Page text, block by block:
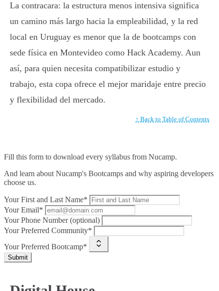
La contracara: la estructura menos intensiva significa
un camino más largo hacia la empleabilidad, y la red
local en Uruguay es menor que la de bootcamps con
sede física en Montevideo como Hack Academy. Aun
así, para quien necesita compatibilizar estudio y
trabajo, esta copa ofrece el mejor maridaje entre precio
y flexibilidad del mercado.
↑ Back to Table of Contents
Fill this form to download every syllabus from Nucamp.
And learn about Nucamp's Bootcamps and why aspiring developers
choose us.
Your First and Last Name*
Your Email*
Your Phone Number (optional)
Your Preferred Community*
Your Preferred Bootcamp*
Submit